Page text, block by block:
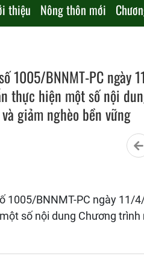
thiệu Nông thôn mới
1005/BNNMT-PC
thực hiện một số nội
giảm nghèo bền vững
1005/BNNMT-PC ngày 11/
số nội dung Chương